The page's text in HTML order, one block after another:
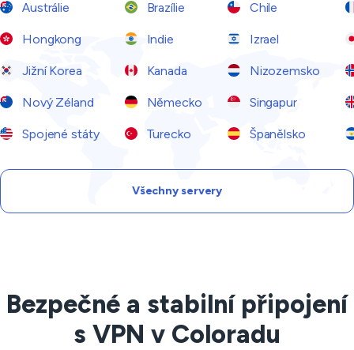
Austrálie Brazílie Chile
Hongkong Indie Izrael
Jižní Korea Kanada Nizozemsko
Nový Zéland Německo Singapur
Spojené státy Turecko Španělsko
Všechny servery
Bezpečné a stabilní připojení
s VPN v Coloradu